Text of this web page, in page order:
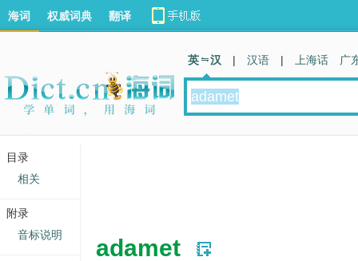
adamet
海词 权威词典 翻译
英 汉 | 汉语 | 上海话 广
目录
相关
附录
音标说明